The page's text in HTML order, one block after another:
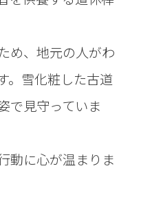
め、地元の人がわ
。雪化粧した古道
で見守っていま
動に心が温まりま